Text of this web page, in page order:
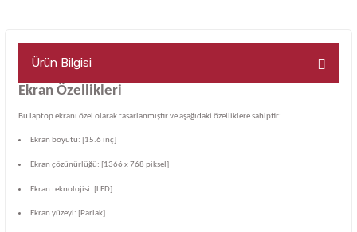
Ürün Bilgisi
Ekran Özellikleri
Bu laptop ekranı özel olarak tasarlanmıştır ve aşağıdaki özelliklere sahiptir:
Ekran boyutu: [15.6 inç]
Ekran çözünürlüğü: [1366 x 768 piksel]
Ekran teknolojisi: [LED]
Ekran yüzeyi: [Parlak]